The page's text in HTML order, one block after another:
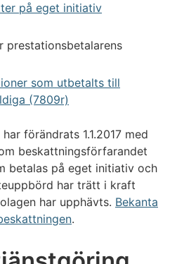
på eget initiativ
prestationsbetalarens
som utbetalts till
(7809r)
förändrats 1.1.2017 med
beskattningsförfarandet
betalas på eget initiativ och
har trätt i kraft
har upphävts. Bekanta
.